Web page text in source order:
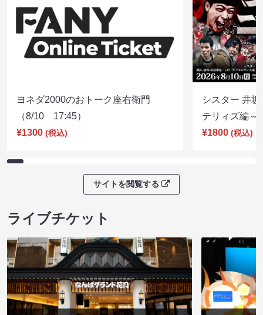
ヨネダ2000のおトーク座右衛門
（8/10 17:45）
¥1300 (税込)
シスター 井
テリィズ編
¥1800 (税込)
サイトを閲覧する
ライブチケット